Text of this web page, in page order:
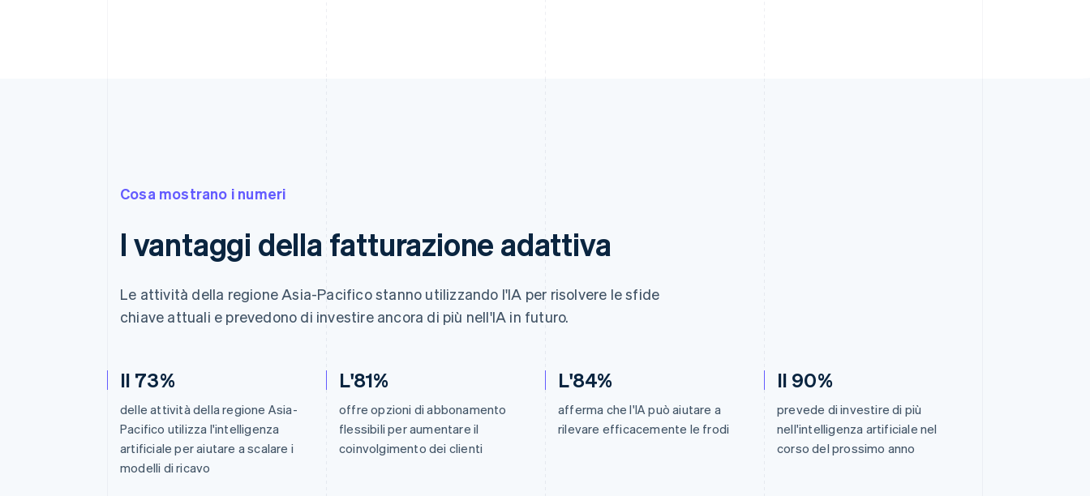
Cosa mostrano i numeri
I vantaggi della fatturazione adattiva
Le attività della regione Asia-Pacifico stanno utilizzando l'IA per risolvere le sfide
chiave attuali e prevedono di investire ancora di più nell'IA in futuro.
Il 73%
delle attività della regione Asia-
Pacifico utilizza l'intelligenza
artificiale per aiutare a scalare i
modelli di ricavo
L'81%
offre opzioni di abbonamento
flessibili per aumentare il
coinvolgimento dei clienti
L'84%
afferma che l'IA può aiutare a
rilevare efficacemente le frodi
Il 90%
prevede di investire di più
nell'intelligenza artificiale nel
corso del prossimo anno